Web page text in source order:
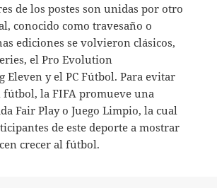
de los postes son unidas por otro
conocido como travesaño o
ediciones se volvieron clásicos,
el Pro Evolution
Eleven y el PC Fútbol. Para evitar
fútbol, la FIFA promueve una
Fair Play o Juego Limpio, la cual
de este deporte a mostrar
crecer al fútbol.